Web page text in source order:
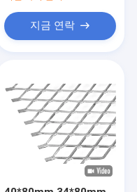
지금 연락